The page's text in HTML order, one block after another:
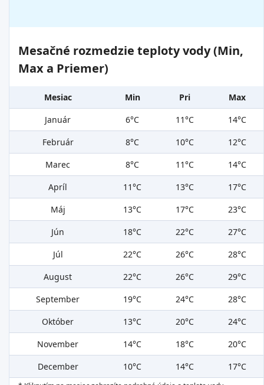
Mesačné rozmedzie teploty vody (Min,
Max a Priemer)
Mesiac Min Pri
Max
Január
6°C 11°C
14°C
Február
8°C 10°C
12°C
Marec
8°C 11°C
14°C
Apríl
11°C 13°C
17°C
Máj
13°C 17°C
23°C
Jún
18°C 22°C
27°C
Júl
22°C 26°C
28°C
August
22°C 26°C
29°C
September
19°C 24°C
28°C
Október
13°C 20°C
24°C
November
14°C 18°C
20°C
December
10°C 14°C 17°C